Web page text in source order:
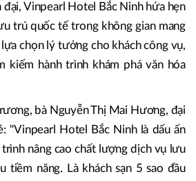
đại, Vinpearl Hotel Bắc Ninh hứa hẹn
trú quốc tế trong không gian mang
chọn lý tưởng cho khách công vụ,
kiếm hành trình khám phá văn hóa
bà Nguyễn Thị Mai Hương, đại
"Vinpearl Hotel Bắc Ninh là dấu ấn
nâng cao chất lượng dịch vụ lưu
tiềm năng. Là khách sạn 5 sao đầu